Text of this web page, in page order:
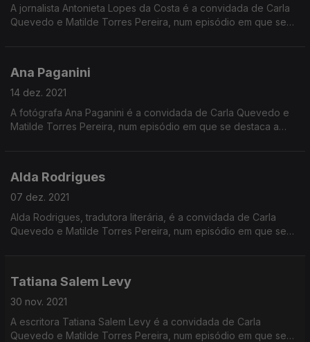
A jornalista Antonieta Lopes da Costa é a convidada de Carla
Quevedo e Matilde Torres Pereira, num episódio em que se
Ana Paganini
14 dez. 2021
A fotógrafa Ana Paganini é a convidada de Carla Quevedo e
Matilde Torres Pereira, num episódio em que se destaca a
Alda Rodrigues
07 dez. 2021
Alda Rodrigues, tradutora literária, é a convidada de Carla
Quevedo e Matilde Torres Pereira, num episódio em que se
Tatiana Salem Levy
30 nov. 2021
A escritora Tatiana Salem Levy é a convidada de Carla
Quevedo e Matilde Torres Pereira, num episódio em que se